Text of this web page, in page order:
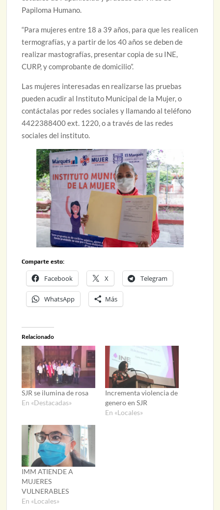
Papiloma Humano.
“Para mujeres entre 18 a 39 años, para que les realicen
termografías, y a partir de los 40 años se deben de
realizar mastografías, presentar copia de su INE,
CURP, y comprobante de domicilio”.
Las mujeres interesadas en realizarse las pruebas
pueden acudir al Instituto Municipal de la Mujer, o
contáctalas por redes sociales y llamando al teléfono
4422388400 ext. 1220, o a través de las redes
sociales del instituto.
Comparte esto:
Facebook X Telegram
WhatsApp Más
Relacionado
SJR se ilumina de rosa
En «Destacadas»
Incrementa violencia de
genero en SJR
En «Locales»
IMM ATIENDE A
MUJERES
VULNERABLES
En «Locales»